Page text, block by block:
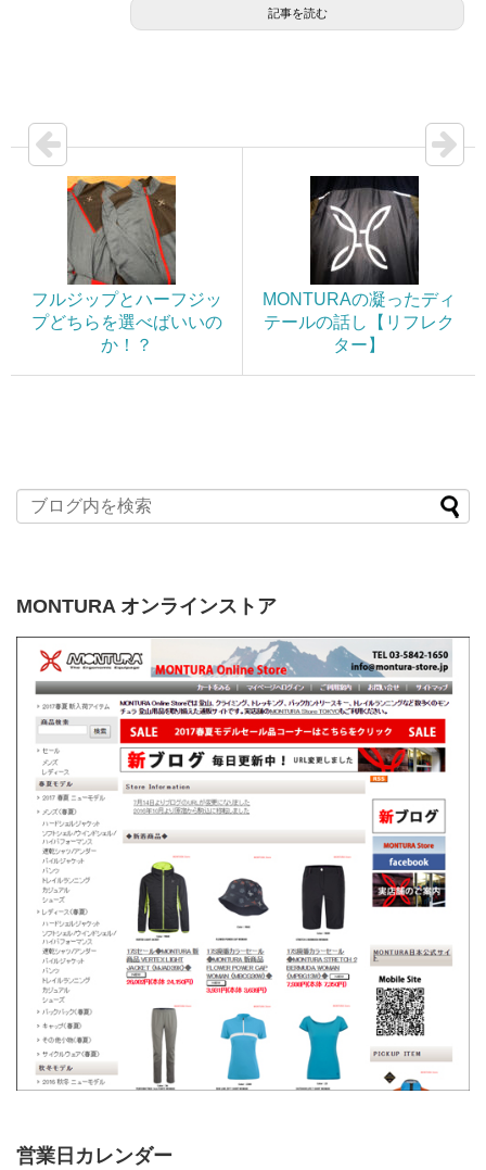
記事を読む
フルジップとハーフジッ
プどちらを選べばいいの
か！？
MONTURAの凝ったディ
テールの話し【リフレク
ター】
MONTURA オンラインストア
営業日カレンダー